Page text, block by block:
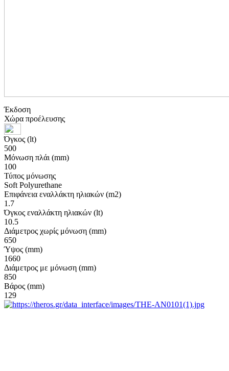
Έκδοση
Χώρα προέλευσης
Όγκος (lt)
500
Μόνωση πλάι (mm)
100
Τύπος μόνωσης
Soft Polyurethane
Επιφάνεια εναλλάκτη ηλιακών (m2)
1.7
Όγκος εναλλάκτη ηλιακών (lt)
10.5
Διάμετρος χωρίς μόνωση (mm)
650
Ύψος (mm)
1660
Διάμετρος με μόνωση (mm)
850
Βάρος (mm)
129